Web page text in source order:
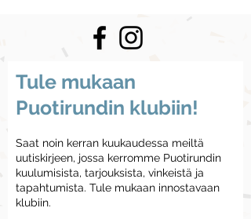
Tule mukaan
Puotirundin klubiin!
Saat noin kerran kuukaudessa meiltä
uutiskirjeen, jossa kerromme Puotirundin
kuulumisista, tarjouksista, vinkeistä ja
tapahtumista. Tule mukaan innostavaan
klubiin.